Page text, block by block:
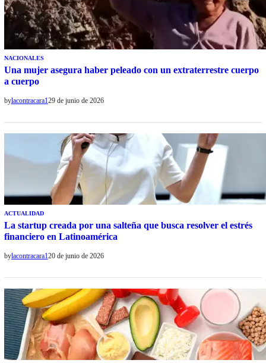
NACIONALES
Una mujer asegura haber peleado con un extraterrestre cuerpo
a cuerpo
bylacontracara129 de junio de 2026
ACTUALIDAD
La startup creada por una salteña que busca resolver el estrés
financiero en Latinoamérica
bylacontracara120 de junio de 2026